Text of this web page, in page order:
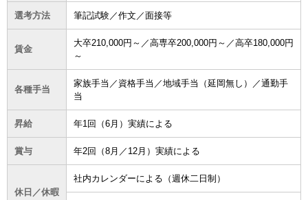
選考方法 筆記試験／作文／面接等
賃金
大卒210,000円～／高専卒200,000円～／高卒180,000円
～
各種手当
家族手当／資格手当／地域手当（延岡無し）／通勤手
当
昇給 年1回（6月）実績による
賞与 年2回（8月／12月）実績による
休日／休暇
社内カレンダーによる（週休二日制）